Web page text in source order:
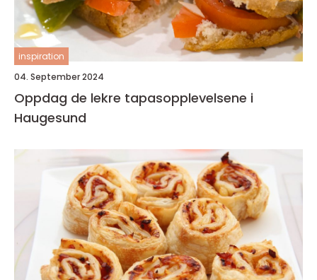
inspiration
04. September 2024
Oppdag de lekre tapasopplevelsene i
Haugesund